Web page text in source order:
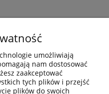
NA NÓŻCE
ANTIQUE
Dostępność: brak towaru
135,00 zł
umożliwiają
nam dostosować
zaakceptować
tych plików i przejść
plików do swoich